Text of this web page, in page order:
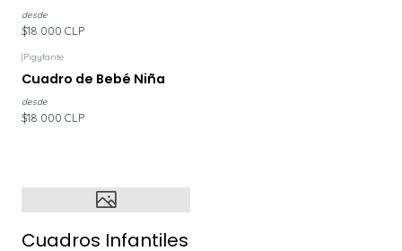
desde
$18.000 CLP
|Pigyfante
Cuadro de Bebé Niña
desde
$18.000 CLP
Cuadros Infantiles